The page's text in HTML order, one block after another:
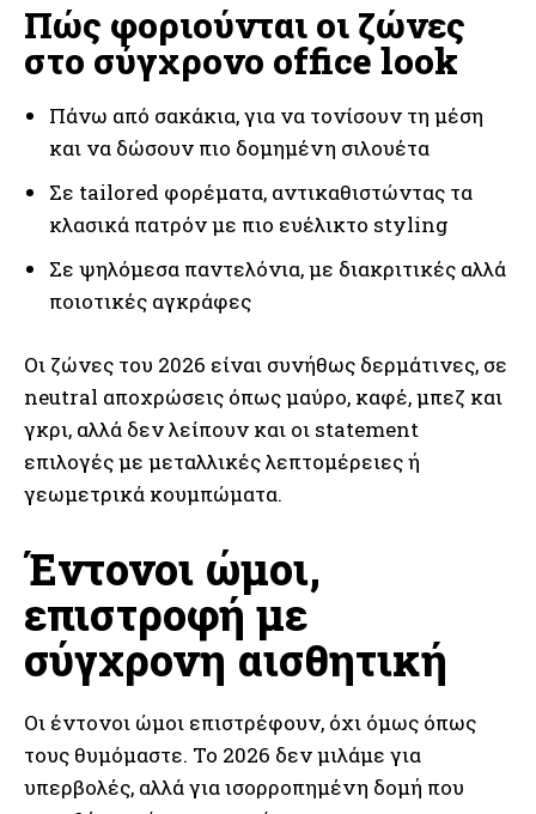
Πώς φοριούνται οι ζώνες
στο σύγχρονο office look
Πάνω από σακάκια, για να τονίσουν τη μέση
και να δώσουν πιο δομημένη σιλουέτα
Σε tailored φορέματα, αντικαθιστώντας τα
κλασικά πατρόν με πιο ευέλικτο styling
Σε ψηλόμεσα παντελόνια, με διακριτικές αλλά
ποιοτικές αγκράφες
Οι ζώνες του 2026 είναι συνήθως δερμάτινες, σε
neutral αποχρώσεις όπως μαύρο, καφέ, μπεζ και
γκρι, αλλά δεν λείπουν και οι statement
επιλογές με μεταλλικές λεπτομέρειες ή
γεωμετρικά κουμπώματα.
Έντονοι ώμοι,
επιστροφή με
σύγχρονη αισθητική
Οι έντονοι ώμοι επιστρέφουν, όχι όμως όπως
τους θυμόμαστε. Το 2026 δεν μιλάμε για
υπερβολές, αλλά για ισορροπημένη δομή που